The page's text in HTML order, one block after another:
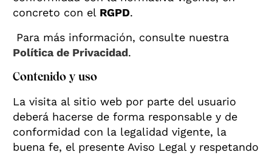
concreto con el RGPD.
Para más información, consulte nuestra
Política de Privacidad.
Contenido y uso
La visita al sitio web por parte del usuario
deberá hacerse de forma responsable y de
conformidad con la legalidad vigente, la
buena fe, el presente Aviso Legal y respetando